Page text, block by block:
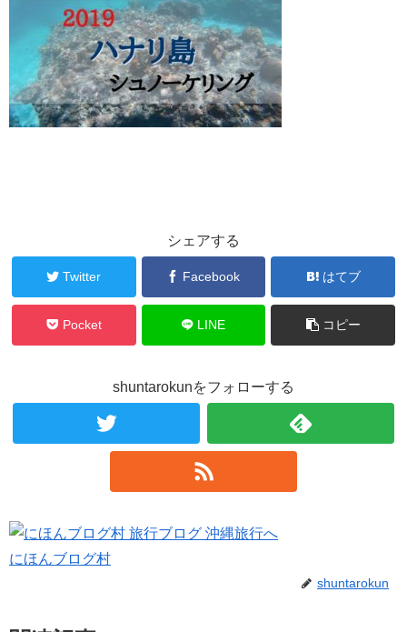
シェアする
Twitter Facebook はてブ
Pocket LINE コピー
shuntarokunをフォローする
にほんブログ村
shuntarokun